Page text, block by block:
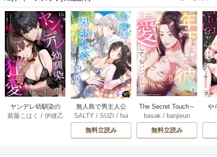
ヤンデレ幼馴染の
狂愛は私を甘く壊
ミ】 15巻
紫藤こはく / 伊縫乙
無人島で男主人公
を釣りました 4巻
SALTY / SUZI / hui
nttat
無料立読み
The Secret Touch～
年下の彼を愛して
もいいですか？～
【タテヨミ】 27巻
basak / banjieun
無料立読み
や